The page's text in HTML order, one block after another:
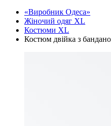
«Виробник Одеса»
Жіночий одяг XL
Костюми XL
Костюм двійка з